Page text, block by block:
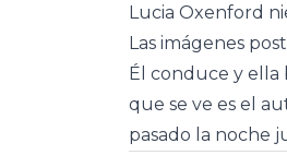
Lucia Oxenford
Las imágenes
Él conduce y ella
que se ve es el
pasado la noche